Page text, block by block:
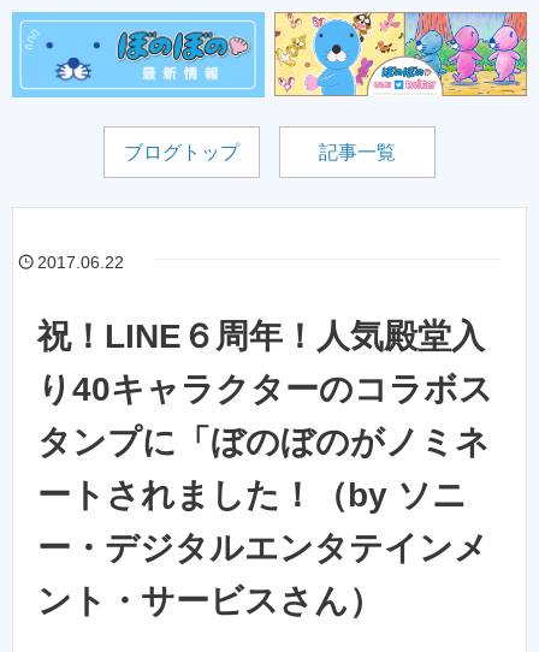
ブログトップ 記事一覧
2017.06.22
祝！LINE６周年！人気殿堂入
り40キャラクターのコラボス
タンプに「ぼのぼのがノミネ
ートされました！（by ソニ
ー・デジタルエンタテインメ
ント・サービスさん）